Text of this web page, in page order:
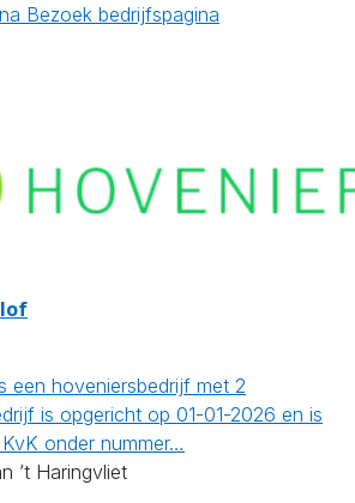
Bezoek bedrijfspagina
een hoveniersbedrijf met 2
is opgericht op 01-01-2026 en is
onder nummer…
’t Haringvliet